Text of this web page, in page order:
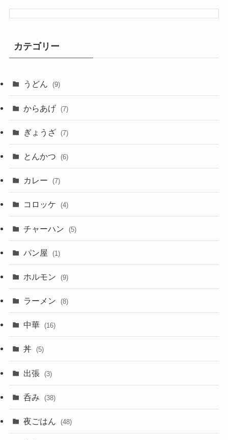
カテゴリー
うどん (9)
からあげ (7)
ぎょうざ (7)
とんかつ (6)
カレー (7)
コロッケ (4)
チャーハン (5)
パン屋 (1)
ホルモン (9)
ラーメン (8)
中華 (16)
丼 (5)
出張 (3)
呑み (38)
夜ごはん (48)